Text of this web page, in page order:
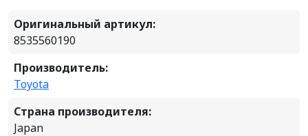
Оригинальный артикул:
8535560190
Производитель:
Toyota
Страна производителя:
Japan